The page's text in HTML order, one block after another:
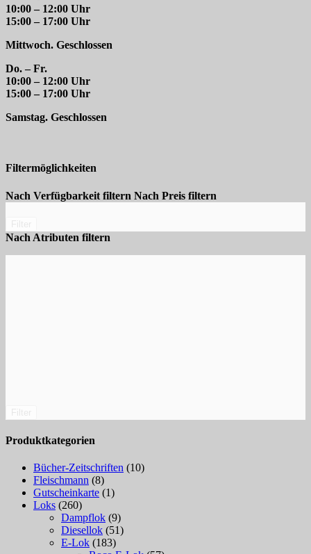
10:00 – 12:00 Uhr
15:00 – 17:00 Uhr
Mittwoch. Geschlossen
Do. – Fr.
10:00 – 12:00 Uhr
15:00 – 17:00 Uhr
Samstag. Geschlossen
Filtermöglichkeiten
Nach Verfügbarkeit filtern Nach Preis filtern
Nach Atributen filtern
Produktkategorien
Bücher-Zeitschriften (10)
Fleischmann (8)
Gutscheinkarte (1)
Loks (260)
Dampflok (9)
Diesellok (51)
E-Lok (183)